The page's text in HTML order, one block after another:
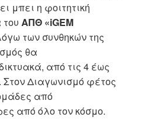
μπει η φοιτητική
τουΑΠΘ «iGEM
των συνθηκών της
θα
από τις 4 έως
Στον Διαγωνισμό φέτος
από
από όλο τον κόσμο.